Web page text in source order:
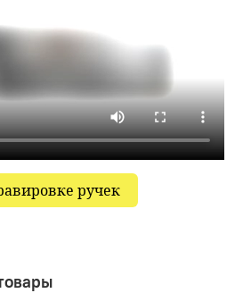
ручек